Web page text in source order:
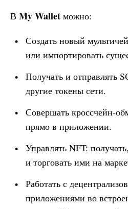
В My Wallet можно:
Создать новый
или импортировать
Получать и отправлять
другие токены сети.
Совершать кроссчейн-
прямо в приложении.
Управлять NFT:
и торговать ими на
Работать с
приложениями во